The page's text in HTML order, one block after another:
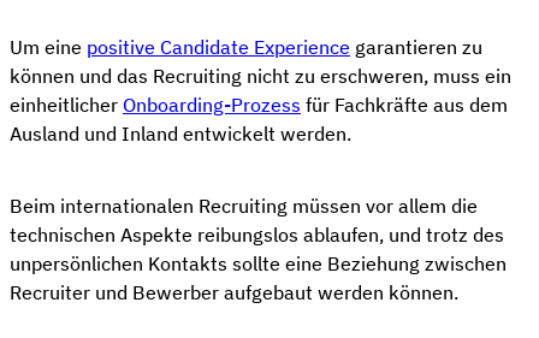
Um eine positive Candidate Experience garantieren zu
können und das Recruiting nicht zu erschweren, muss ein
einheitlicher Onboarding-Prozess für Fachkräfte aus dem
Ausland und Inland entwickelt werden.
Beim internationalen Recruiting müssen vor allem die
technischen Aspekte reibungslos ablaufen, und trotz des
unpersönlichen Kontakts sollte eine Beziehung zwischen
Recruiter und Bewerber aufgebaut werden können.